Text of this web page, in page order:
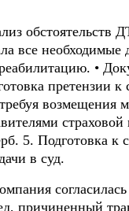
все
•
претензии
возмещения
Подготовка к
в суд.
причиненный